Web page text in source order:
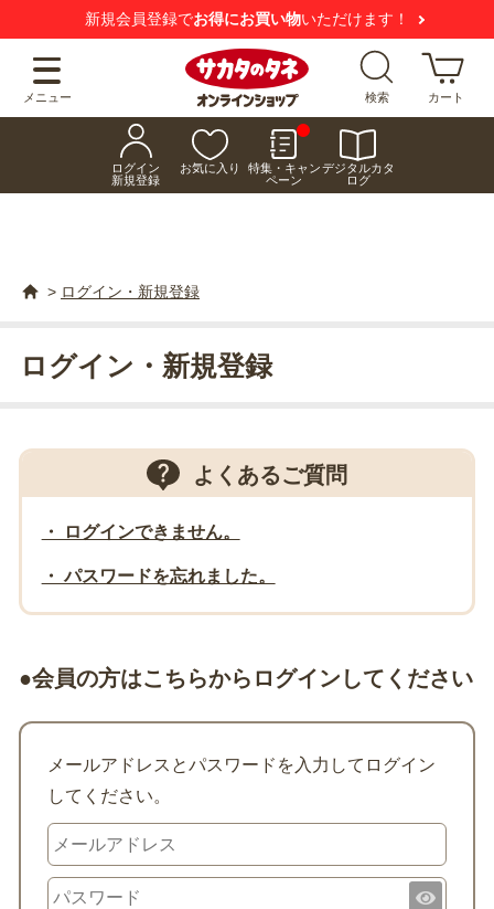
新規会員登録でお得にお買い物いただけます！
メニュー 検索 カート
ログイン
新規登録
お気に入り
特集・キャン
ペーン
デジタルカタ
ログ
> ログイン・新規登録
ログイン・新規登録
よくあるご質問
・ ログインできません。
・ パスワードを忘れました。
●会員の方はこちらからログインしてください
メールアドレスとパスワードを入力してログイン
してください。